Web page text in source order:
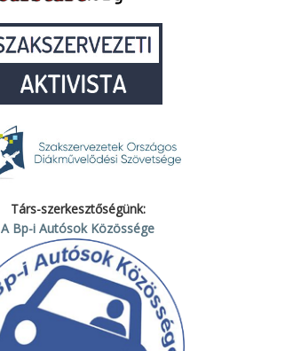
Társ-szerkesztőségünk:
A Bp-i Autósok Közössége